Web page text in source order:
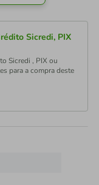
Sicredi, PIX
Sicredi , PIX ou
para a compra deste